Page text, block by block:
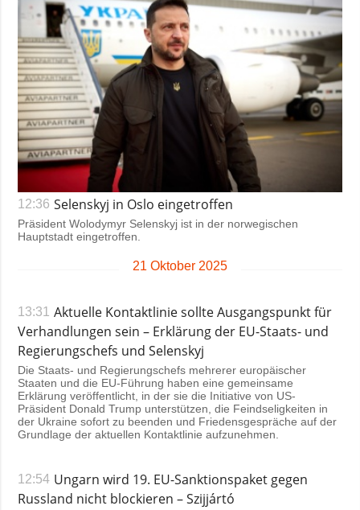
12:36 Selenskyj in Oslo eingetroffen
Präsident Wolodymyr Selenskyj ist in der norwegischen
Hauptstadt eingetroffen.
21 Oktober 2025
13:31
Aktuelle Kontaktlinie sollte Ausgangspunkt für
Verhandlungen sein – Erklärung der EU-Staats- und
Regierungschefs und Selenskyj
Die Staats- und Regierungschefs mehrerer europäischer
Staaten und die EU-Führung haben eine gemeinsame
Erklärung veröffentlicht, in der sie die Initiative von US-
Präsident Donald Trump unterstützen, die Feindseligkeiten in
der Ukraine sofort zu beenden und Friedensgespräche auf der
Grundlage der aktuellen Kontaktlinie aufzunehmen.
12:54 Ungarn wird 19. EU-Sanktionspaket gegen
Russland nicht blockieren – Szijjártó